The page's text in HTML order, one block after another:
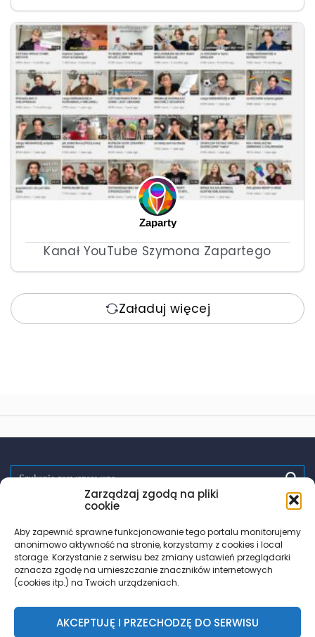
Zarządzaj zgodą na pliki
cookie
Aby zapewnić sprawne funkcjonowanie tego portalu monitorujemy
anonimowo aktywność na stronie, korzystamy z cookies i local
storage. Korzystanie z serwisu bez zmiany ustawień przeglądarki
oznacza zgodę na umieszczanie znaczników internetowych
(cookies itp.) na Twoich urządzeniach.
AKCEPTUJĘ I PRZECHODZĘ DO SERWISU
Zaparty
Kanał YouTube Szymona Zapartego
Załaduj więcej
randki wsparcie pomoc
testy hiv
© 2018 – 2026 Znajdz.lgbt